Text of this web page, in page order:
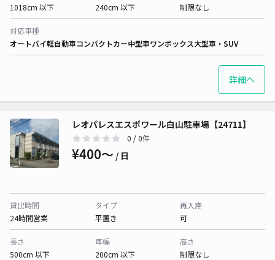
1018cm 以下
240cm 以下
制限なし
対応車種
オートバイ軽自動車コンパクトカー中型車ワンボックス大型車・SUV
詳細へ
レオパレスエスポワール白山駐車場【24711】
0 / 0件
¥400〜 / 日
貸出時間
24時間営業
タイプ
平置き
再入庫
可
長さ
500cm 以下
車幅
200cm 以下
高さ
制限なし